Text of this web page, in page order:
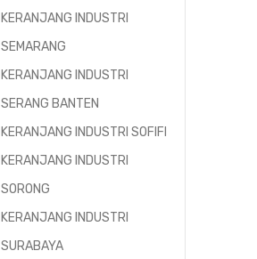
KERANJANG INDUSTRI
SEMARANG
KERANJANG INDUSTRI
SERANG BANTEN
KERANJANG INDUSTRI SOFIFI
KERANJANG INDUSTRI
SORONG
KERANJANG INDUSTRI
SURABAYA